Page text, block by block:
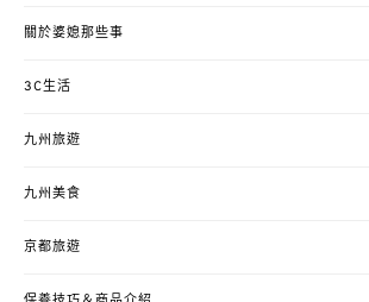
關於婆媳那些事
3C生活
九州旅遊
九州美食
京都旅遊